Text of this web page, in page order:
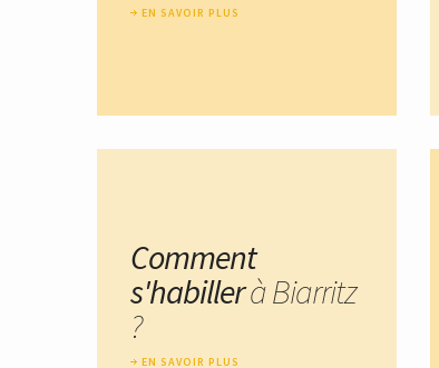
EN SAVOIR PLUS
Comment
s'habillerà Biarritz
?
EN SAVOIR PLUS